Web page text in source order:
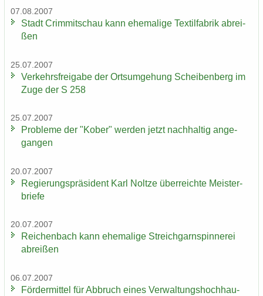
07.08.2007
Stadt Crim­mit­schau kann ehe­ma­li­ge Tex­til­fa­brik ab­rei­
ßen
25.07.2007
Ver­kehrs­frei­ga­be der Orts­um­ge­hung Schei­ben­berg im
Zuge der S 258
25.07.2007
Pro­ble­me der "Kober" wer­den jetzt nach­hal­tig an­ge­
gan­gen
20.07.2007
Re­gie­rungs­prä­si­dent Karl Nolt­ze über­reich­te Meis­ter­
brie­fe
20.07.2007
Rei­chen­bach kann ehe­ma­li­ge Streich­garn­spin­ne­rei
ab­rei­ßen
06.07.2007
För­der­mit­tel für Ab­bruch eines Ver­wal­tungs­hoch­hau­